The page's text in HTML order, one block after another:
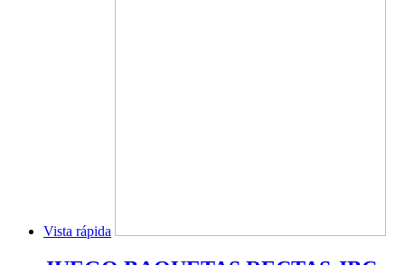
Vista rápida